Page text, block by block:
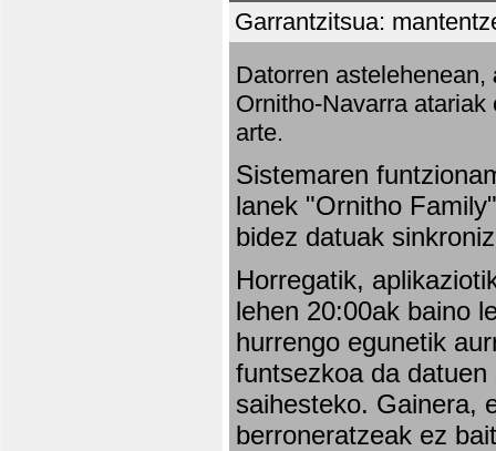
Garrantzitsua:
Datorren astelehenean,
Ornitho-Navarra
arte.
Sistemaren
lanek "Ornitho
bidez datuak
Horregatik,
lehen 20:00ak baino
hurrengo egunetik
funtsezkoa da
saihesteko. Gainera,
berroneratzeak ez